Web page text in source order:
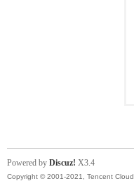
Powered by Discuz! X3.4
Copyright © 2001-2021, Tencent Cloud.